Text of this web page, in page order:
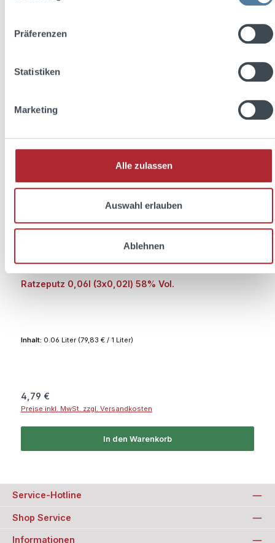
Präferenzen
Statistiken
Marketing
Alle zulassen
Auswahl erlauben
Ablehnen
Ratzeputz 0,06l (3x0,02l) 58% Vol.
Inhalt: 0.06 Liter (79,83 € / 1 Liter)
Regulärer Preis:
4,79 €
Preise inkl. MwSt. zzgl. Versandkosten
In den Warenkorb
Service-Hotline
Shop Service
Informationen